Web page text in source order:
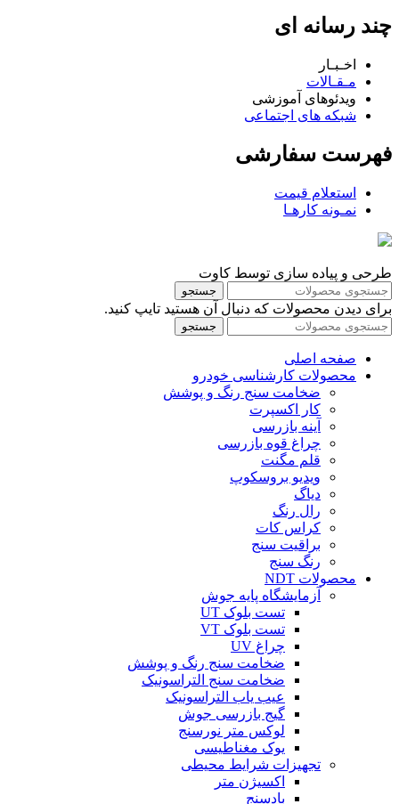
چند رسانه ای
اخـبـار
مـقـالات
ویدئوهای آموزشی
شبکه های اجتماعی
فهرست سفارشی
استعلام قیمت
نمـونه کارهـا
طرحی و پیاده سازی توسط کاوت
جستجو
برای دیدن محصولات که دنبال آن هستید تایپ کنید.
جستجو
صفحه اصلی
محصولات کارشناسی خودرو
ضخامت سنج رنگ و پوشش
کار اکسپرت
آینه بازرسی
چراغ قوه بازرسی
قلم مگنت
ویدیو بروسکوپ
دیاگ
رال رنگ
کراس کات
براقیت سنج
رنگ سنج
محصولات NDT
آزمایشگاه پایه جوش
تست بلوک UT
تست بلوک VT
چراغ UV
ضخامت سنج رنگ و پوشش
ضخامت سنج التراسونیک
عیب یاب التراسونیک
گیج بازرسی جوش
لوکس متر نورسنج
یوک مغناطیسی
تجهیزات شرایط محیطی
اکسیژن متر
بادسنج